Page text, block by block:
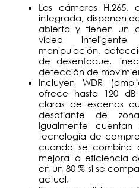
Las cámaras H.265,
integrada, disponen
abierta y tienen un
vídeo
manipulación,
de desenfoque,
detección de
Incluyen WDR
ofrece hasta 120
claras de escenas
desafiante de
Igualmente
tecnología de
cuando se combina
mejora la eficiencia
en un 80 % si se
actual.